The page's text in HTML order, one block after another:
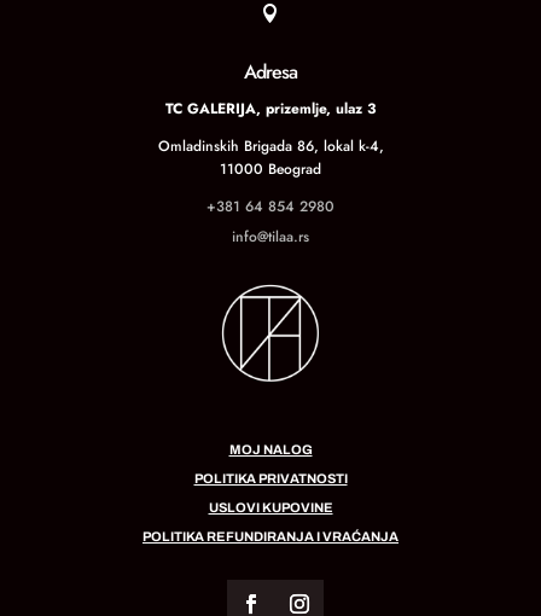

Adresa
TC GALERIJA, prizemlje, ulaz 3
Omladinskih Brigada 86, lokal k-4,
11000 Beograd
+381 64 854 2980
info@tilaa.rs
MOJ NALOG
POLITIKA PRIVATNOSTI
USLOVI KUPOVINE
POLITIKA REFUNDIRANJA I VRAĆANJA